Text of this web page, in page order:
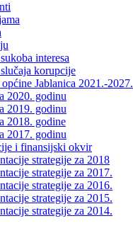
interesa
korupcije
Jablanica 2021.-2027.
2020. godinu
2019. godinu
2018. godine
2017. godinu
i finansijski okvir
strategije za 2018
strategije za 2017.
strategije za 2016.
strategije za 2015.
strategije za 2014.